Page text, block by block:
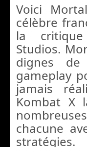
Voici
célèbre
la
Studios.
dignes
gameplay
jamais
Kombat X
chacune